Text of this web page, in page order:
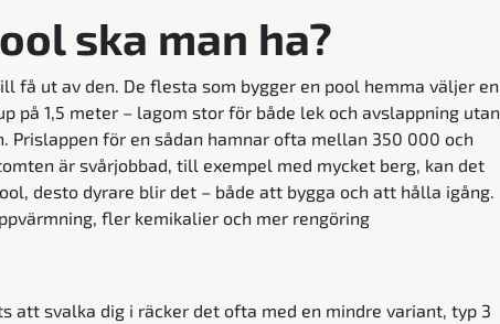
ska man ha?
få ut av den. De flesta som bygger en pool hemma väljer en
på 1,5 meter – lagom stor för både lek och avslappning utan
Prislappen för en sådan hamnar ofta mellan 350 000 och
är svårjobbad, till exempel med mycket berg, kan det
desto dyrare blir det – både att bygga och att hålla igång.
fler kemikalier och mer rengöring
att svalka dig i räcker det ofta med en mindre variant, typ 3